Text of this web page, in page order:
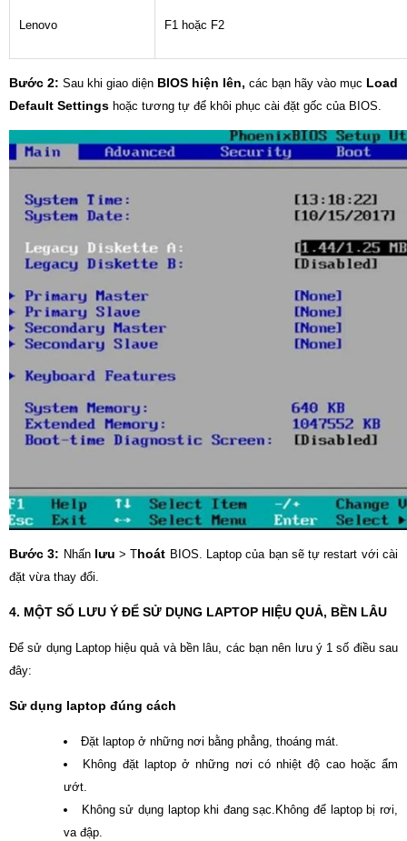
Lenovo F1 hoặc F2
Bước 2: Sau khi giao diện BIOS hiện lên, các bạn hãy vào mục Load
Default Settings hoặc tương tự để khôi phục cài đặt gốc của BIOS.
Bước 3: Nhấn lưu > Thoát BIOS. Laptop của bạn sẽ tự restart với cài
đặt vừa thay đổi.
4. MỘT SỐ LƯU Ý ĐỂ SỬ DỤNG LAPTOP HIỆU QUẢ, BỀN LÂU
Để sử dụng Laptop hiệu quả và bền lâu, các bạn nên lưu ý 1 số điều sau
đây:
Sử dụng laptop đúng cách
Đặt laptop ở những nơi bằng phẳng, thoáng mát.
Không đặt laptop ở những nơi có nhiệt độ cao hoặc ẩm
ướt.
Không sử dụng laptop khi đang sạc.Không để laptop bị rơi,
va đập.